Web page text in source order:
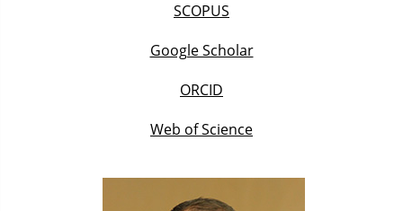
SCOPUS
Google Scholar
ORCID
Web of Science